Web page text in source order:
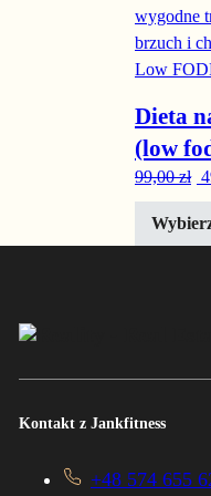
Dieta
(low
99,00zł
Kontakt z Jankfitness
+48 574 655